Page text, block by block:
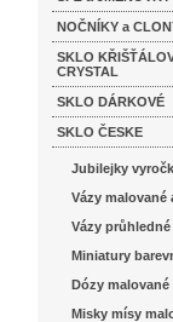
NOČNÍKY a
SKLO
CRYSTAL
SKLO DÁRKOVÉ
SKLO ČESKE
Jubilejky
Vázy malované
Vázy průhledné
Miniatury
Dózy malované
Misky mísy